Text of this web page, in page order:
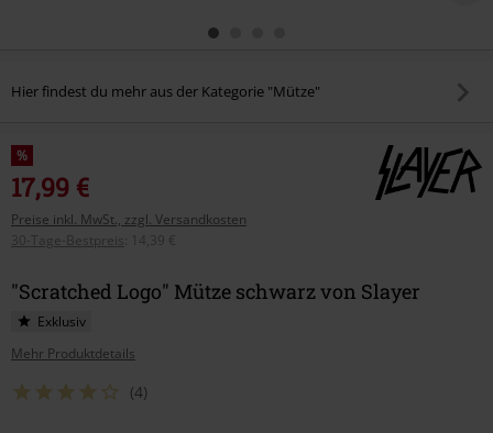
Hier findest du mehr aus der Kategorie "Mütze"
%
17,99 €
Preise inkl. MwSt., zzgl. Versandkosten
30-Tage-Bestpreis
14,39 €
"Scratched Logo" Mütze schwarz von Slayer
Exklusiv
Mehr Produktdetails
(4)